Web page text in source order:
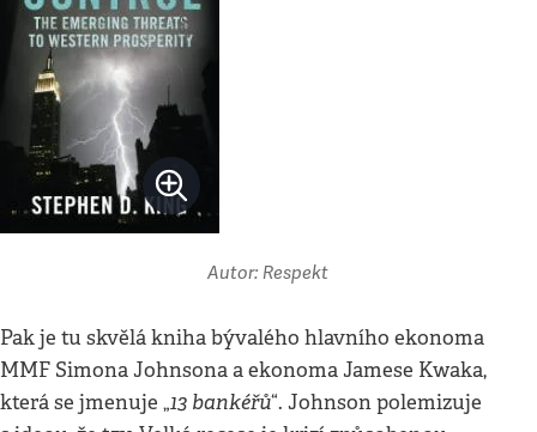
Autor: Respekt
Pak je tu skvělá kniha bývalého hlavního ekonoma
MMF Simona Johnsona a ekonoma Jamese Kwaka,
která se jmenuje „13 bankéřů“. Johnson polemizuje